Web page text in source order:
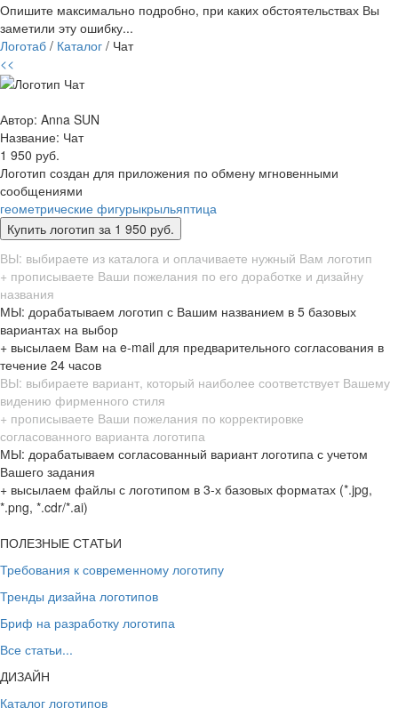
Опишите максимально подробно, при каких обстоятельствах Вы
заметили эту ошибку...
Логотаб / Каталог / Чат
<<
Автор: Anna SUN
Название: Чат
1 950 руб.
Логотип создан для приложения по обмену мгновенными
сообщениями
геометрические фигурыкрыльяптица
ВЫ: выбираете из каталога и оплачиваете нужный Вам логотип
+ прописываете Ваши пожелания по его доработке и дизайну
названия
МЫ: дорабатываем логотип с Вашим названием в 5 базовых
вариантах на выбор
+ высылаем Вам на e-mail для предварительного согласования в
течение 24 часов
ВЫ: выбираете вариант, который наиболее соответствует Вашему
видению фирменного стиля
+ прописываете Ваши пожелания по корректировке
согласованного варианта логотипа
МЫ: дорабатываем согласованный вариант логотипа с учетом
Вашего задания
+ высылаем файлы с логотипом в 3-х базовых форматах (*.jpg,
*.png, *.cdr/*.ai)
ПОЛЕЗНЫЕ СТАТЬИ
Требования к современному логотипу
Тренды дизайна логотипов
Бриф на разработку логотипа
Все статьи...
ДИЗАЙН
Каталог логотипов